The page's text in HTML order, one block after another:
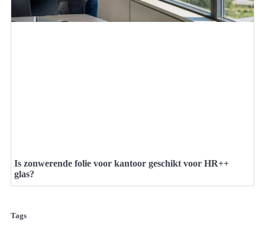
Is zonwerende folie voor kantoor geschikt voor HR++
glas?
Tags